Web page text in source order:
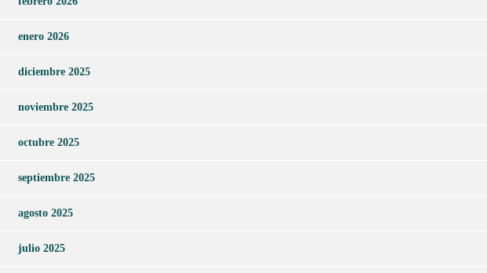
enero 2026
diciembre 2025
noviembre 2025
octubre 2025
septiembre 2025
agosto 2025
julio 2025